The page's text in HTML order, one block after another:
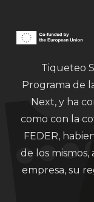
Tiqueteo
Programa de
Next, y ha
como con la
FEDER,
de los
empresa, su